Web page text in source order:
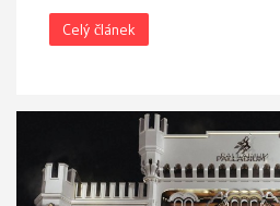
Celý článek